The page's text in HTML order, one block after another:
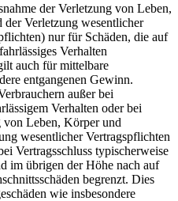
der Verletzung von Leben,
Verletzung wesentlicher
nur für Schäden, die auf
Verhalten
auch für mittelbare
entgangenen Gewinn.
außer bei
Verhalten oder bei
von Leben, Körper und
wesentlicher Vertragspflichten
Vertragsschluss typischerweise
im übrigen der Höhe nach auf
begrenzt. Dies
wie insbesondere